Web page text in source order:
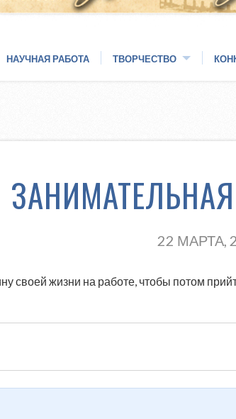
НАУЧНАЯ РАБОТА ТВОРЧЕСТВО
22 МАРТА,
своей жизни на работе, чтобы потом